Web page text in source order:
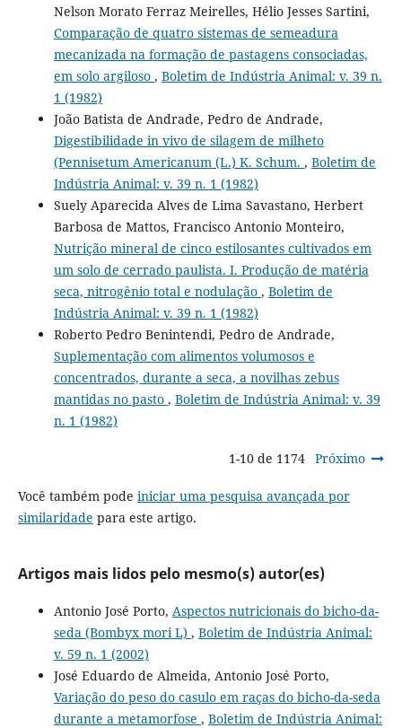
Nelson Morato Ferraz Meirelles, Hélio Jesses Sartini,
Comparação de quatro sistemas de semeadura
mecanizada na formação de pastagens consociadas,
em solo argiloso , Boletim de Indústria Animal: v. 39 n.
1 (1982)
João Batista de Andrade, Pedro de Andrade,
Digestibilidade in vivo de silagem de milheto
(Pennisetum Americanum (L.) K. Schum. , Boletim de
Indústria Animal: v. 39 n. 1 (1982)
Suely Aparecida Alves de Lima Savastano, Herbert
Barbosa de Mattos, Francisco Antonio Monteiro,
Nutrição mineral de cinco estilosantes cultivados em
um solo de cerrado paulista. I. Produção de matéria
seca, nitrogênio total e nodulação , Boletim de
Indústria Animal: v. 39 n. 1 (1982)
Roberto Pedro Benintendi, Pedro de Andrade,
Suplementação com alimentos volumosos e
concentrados, durante a seca, a novilhas zebus
mantidas no pasto , Boletim de Indústria Animal: v. 39
n. 1 (1982)
1-10 de 1174 Próximo
Você também pode iniciar uma pesquisa avançada por
similaridade para este artigo.
Artigos mais lidos pelo mesmo(s) autor(es)
Antonio José Porto, Aspectos nutricionais do bicho-da-
seda (Bombyx mori L) , Boletim de Indústria Animal:
v. 59 n. 1 (2002)
José Eduardo de Almeida, Antonio José Porto,
Variação do peso do casulo em raças do bicho-da-seda
durante a metamorfose , Boletim de Indústria Animal: